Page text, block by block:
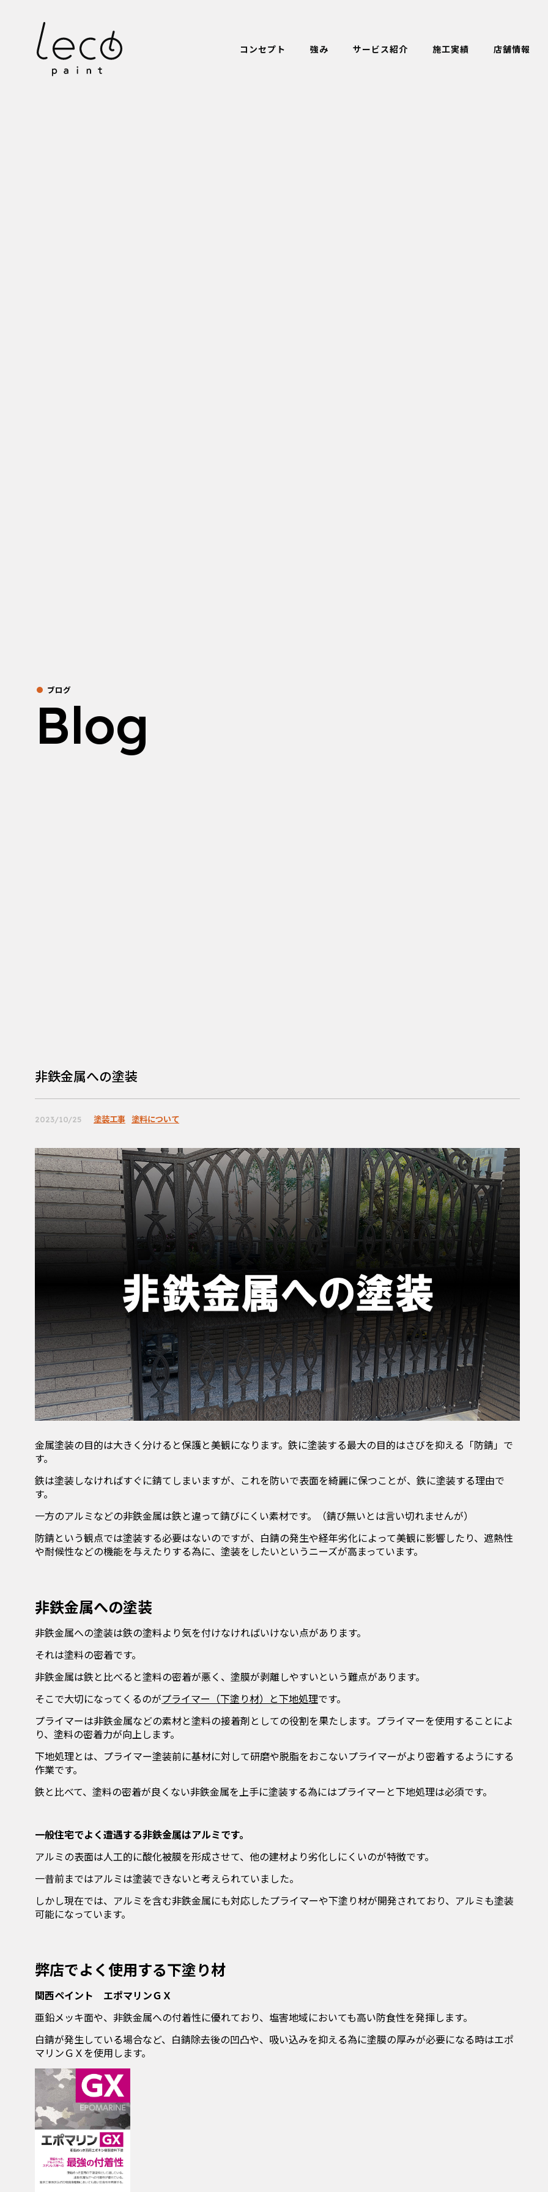
コンセプト 強み サービス紹介 施工実績 店舗情報
ブログ
Blog
非鉄金属への塗装
2023/10/25 塗装工事 塗料について
金属塗装の目的は大きく分けると保護と美観になります。鉄に塗装する最大の目的はさびを抑える「防錆」で
す。
鉄は塗装しなければすぐに錆てしまいますが、 これを防いで表面を綺麗に保つことが、鉄に塗装する理由で
す。
一方のアルミなどの非鉄金属は鉄と違って錆びにくい素材です。（錆び無いとは言い切れませんが）
防錆という観点では塗装する必要はないのですが、白錆の発生や経年劣化によって美観に影響したり、遮熱性
や耐候性などの機能を与えたりする為に、塗装をしたいというニーズが高まっています。
非鉄金属への塗装
非鉄金属への塗装は鉄の塗料より気を付けなければいけない点があります。
それは塗料の密着です。
非鉄金属は鉄と比べると塗料の密着が悪く、塗膜が剥離しやすいという難点があります。
そこで大切になってくるのがプライマー（下塗り材）と下地処理です。
プライマーは非鉄金属などの素材と塗料の接着剤としての役割を果たします。 プライマーを使用することによ
り、塗料の密着力が向上します。
下地処理とは、プライマー塗装前に基材に対して研磨や脱脂をおこないプライマーがより密着するようにする
作業です。
鉄と比べて、塗料の密着が良くない非鉄金属を上手に塗装する為にはプライマーと下地処理は必須です。
一般住宅でよく遭遇する非鉄金属はアルミです。
アルミの表面は人工的に酸化被膜を形成させて、他の建材より劣化しにくいのが特徴です。
一昔前まではアルミは塗装できないと考えられていました。
しかし現在では、アルミを含む非鉄金属にも対応したプライマーや下塗り材が開発されており、アルミも塗装
可能になっています。
弊店でよく使用する下塗り材
関西ペイント エポマリンＧＸ
亜鉛メッキ面や、非鉄金属への付着性に優れており、塩害地域においても高い防食性を発揮します。
白錆が発生している場合など、白錆除去後の凹凸や、吸い込みを抑える為に塗膜の厚みが必要になる時はエポ
マリンＧＸを使用します。